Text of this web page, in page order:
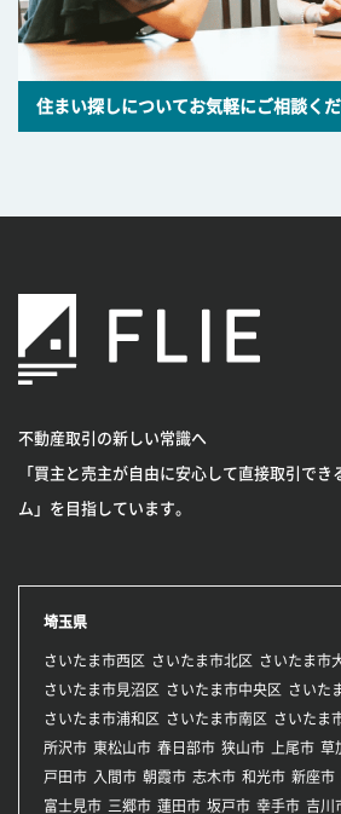
住まい探しについてお気軽にご相談くだ
不動産取引の新しい常識へ
「買主と売主が自由に安心して直接取引でき
ム」を目指しています。
埼玉県
さいたま市西区 さいたま市北区
さいたま市
さいたま市見沼区
さいたま市中央区
さいた
さいたま市浦和区
さいたま市南区 さいたま
所沢市 東松山市 春日部市 狭山市 上尾市 草
戸田市 入間市 朝霞市 志木市 和光市 新座市
富士見市 三郷市 蓮田市 坂戸市 幸手市 吉川